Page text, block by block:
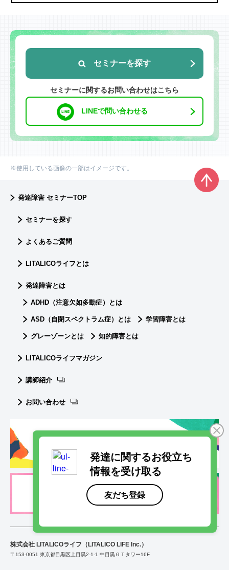
セミナーを探す
セミナーに関するお問い合わせはこちら
LINEで問い合わせる
※使用している画像の一部はイメージです。
発達障害 セミナーTOP
セミナーを探す
よくあるご質問
LITALICOライフとは
発達障害とは
ADHD（注意欠如多動症）とは
ASD（自閉スペクトラム症）とは 学習障害とは
グレーゾーンとは 知的障害とは
LITALICOライフマガジン
講師紹介
お問い合わせ
LITALICOライフ採用情報
株式会社 LITALICOライフ（LITALICO LIFE lnc.）
〒153-0051 東京都目黒区上目黒2-1-1 中目黒ＧＴタワー16F